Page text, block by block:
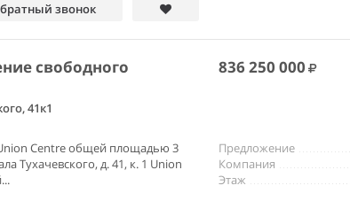
звонок
свободного
836 250 000
41к1
Centre общей площадью 3
Тухачевского, д. 41, к. 1 Union
Предложение
Компания
Этаж